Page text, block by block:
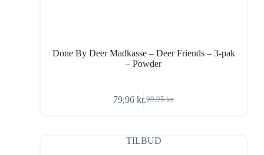
Done By Deer Madkasse – Deer Friends – 3-pak
– Powder
99,95kr.
Den
var:
99,95 kr..
79,96kr.Den
er:
79,96 kr..
TILBUD